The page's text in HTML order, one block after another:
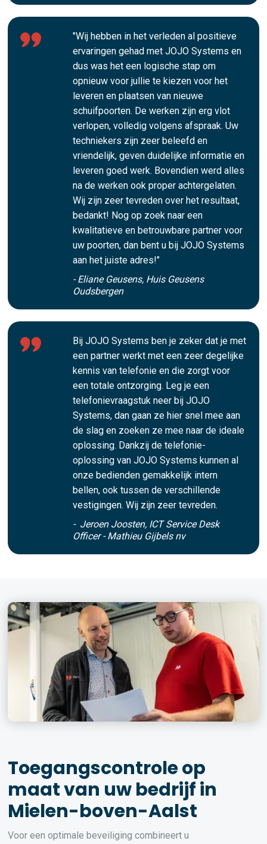
"Wij hebben in het verleden al positieve
ervaringen gehad met JOJO Systems en
dus was het een logische stap om
opnieuw voor jullie te kiezen voor het
leveren en plaatsen van nieuwe
schuifpoorten. De werken zijn erg vlot
verlopen, volledig volgens afspraak. Uw
techniekers zijn zeer beleefd en
vriendelijk, geven duidelijke informatie en
leveren goed werk. Bovendien werd alles
na de werken ook proper achtergelaten.
Wij zijn zeer tevreden over het resultaat,
bedankt! Nog op zoek naar een
kwalitatieve en betrouwbare partner voor
uw poorten, dan bent u bij JOJO Systems
aan het juiste adres!"
- Eliane Geusens, Huis Geusens
Oudsbergen
Bij JOJO Systems ben je zeker dat je met
een partner werkt met een zeer degelijke
kennis van telefonie en die zorgt voor
een totale ontzorging. Leg je een
telefonievraagstuk neer bij JOJO
Systems, dan gaan ze hier snel mee aan
de slag en zoeken ze mee naar de ideale
oplossing. Dankzij de telefonie-
oplossing van JOJO Systems kunnen al
onze bedienden gemakkelijk intern
bellen, ook tussen de verschillende
vestigingen. Wij zijn zeer tevreden.
- Jeroen Joosten, ICT Service Desk
Officer - Mathieu Gijbels nv
Toegangscontrole op
maat van uw bedrijf in
Mielen-boven-Aalst
Voor een optimale beveiliging combineert u